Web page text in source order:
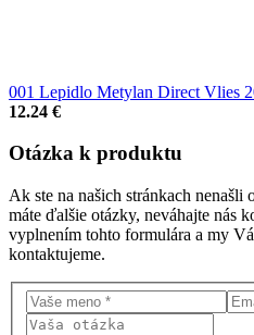
001 Lepidlo Metylan Direct Vlies
12.24 €
Otázka k produktu
Ak ste na našich stránkach
máte ďalšie otázky, neváhajte nás
vyplnením tohto formulára a my
kontaktujeme.